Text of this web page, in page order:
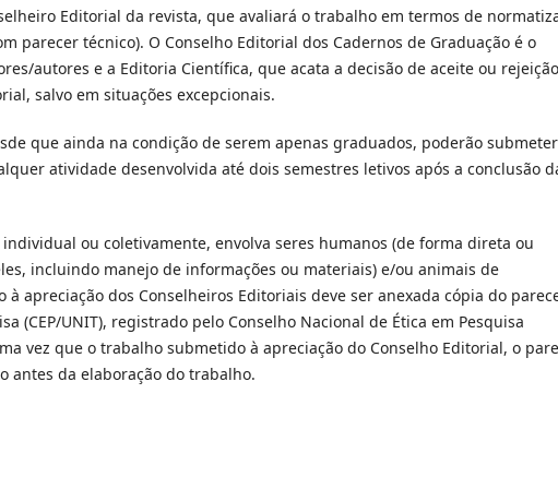
Editorial da revista, que avaliará o trabalho em termos de
parecer técnico). O Conselho Editorial dos Cadernos de Graduação é o
autores e a Editoria Científica, que acata a decisão de aceite ou
salvo em situações excepcionais.
que ainda na condição de serem apenas graduados, poderão
atividade desenvolvida até dois semestres letivos após a conclusão
ou coletivamente, envolva seres humanos (de forma direta ou
incluindo manejo de informações ou materiais) e/ou animais de
apreciação dos Conselheiros Editoriais deve ser anexada cópia do
(CEP/UNIT), registrado pelo Conselho Nacional de Ética em Pesquisa
vez que o trabalho submetido à apreciação do Conselho Editorial, o
antes da elaboração do trabalho.